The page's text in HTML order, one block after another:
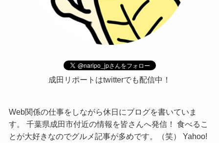
成田リポートはtwitterでも配信中！
Web関係の仕事をしながら休日にブログを書いていま
す。 千葉県成田市付近の情報を皆さんへ発信！ 食べるこ
とが大好きなのでグルメ記事が多めです。（笑） Yahoo!